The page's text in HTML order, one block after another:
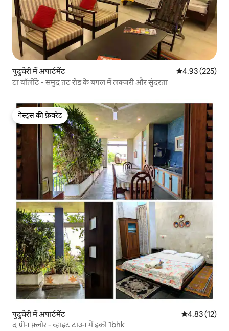
पुदुचेरी में अपार्टमेंट औसत रेटिंग 5 में से
4.93 (225)
टा वॉलोंटे - समुद्र तट रोड के बगल में लक्जरी और सुंदरता
गेस्ट्स की फ़ेवरेट
गेस्ट्स की फ़ेवरेट
पुदुचेरी में अपार्टमेंट औसत रेटिंग 5 में
4.83 (12)
द ग्रीन फ़्लोर - व्हाइट टाउन में इको 1bhk